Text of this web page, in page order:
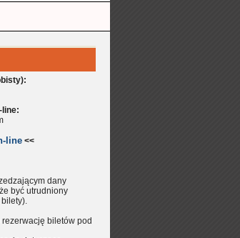
line:
line<<
dany
być utrudniony
biletów pod